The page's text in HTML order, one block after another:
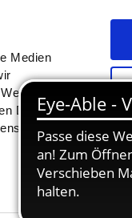
Medien
Daten